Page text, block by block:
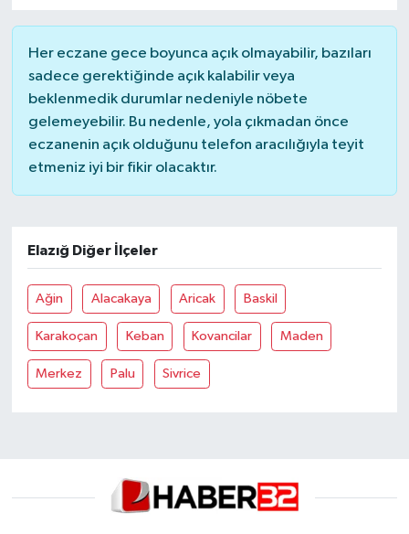
Her eczane gece boyunca açık olmayabilir, bazıları
sadece gerektiğinde açık kalabilir veya
beklenmedik durumlar nedeniyle nöbete
gelemeyebilir. Bu nedenle, yola çıkmadan önce
eczanenin açık olduğunu telefon aracılığıyla teyit
etmeniz iyi bir fikir olacaktır.
Elazığ Diğer İlçeler
Ağin Alacakaya Aricak Baskil
Karakoçan Keban Kovancilar Maden
Merkez Palu Sivrice